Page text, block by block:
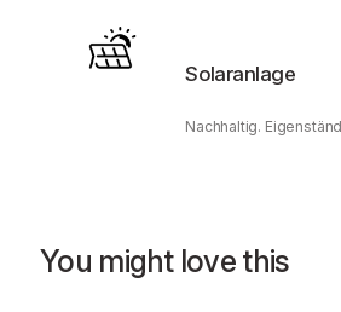
Solaranlage
Nachhaltig.
You might love this